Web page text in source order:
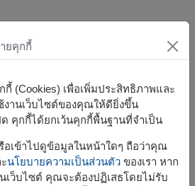
เลนไทน์...❤️
ยคุกกี้
กี้ (Cookies) เพื่อเพิ่มประสิทธิภาพและ
านเว็บไซต์ของคุณให้ดียิ่งขึ้น
คุกกี้ได้ยกเว้นคุกกี้พื้นฐานที่จำเป็น
เข้าไปดูข้อมูลในหน้าใดๆ ถือว่าคุณ
นโยบายความเป็นส่วนตัวของเรา หาก
ว็บไซต์ คุณจะต้องปฏิเสธโดยไม่รับ